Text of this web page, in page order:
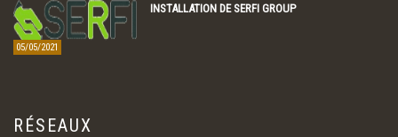
05/05/2021
INSTALLATION DE SERFI GROUP
RÉSEAUX